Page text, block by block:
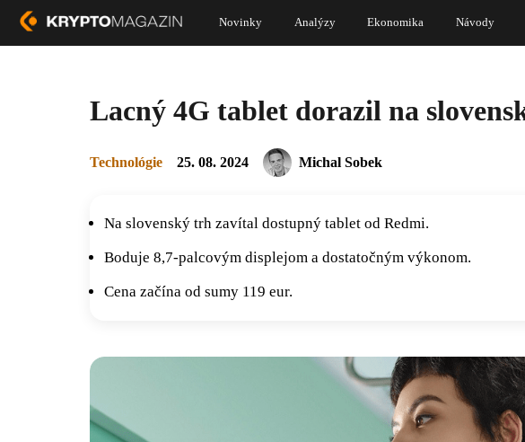
Novinky Analýzy Ekonomika Návody
Lacný 4G tablet dorazil na
Technológie 25. 08. 2024 Michal Sobek
Na slovenský trh zavítal dostupný tablet od Redmi.
Boduje 8,7-palcovým displejom a dostatočným výkonom.
Cena začína od sumy 119 eur.